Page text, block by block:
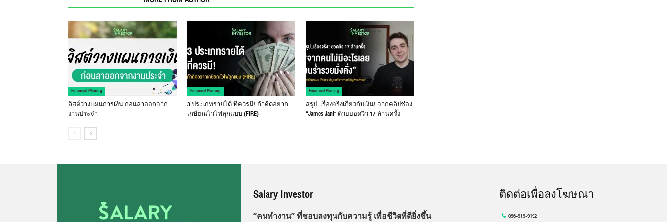
Financial Planing
ลิสต์วางแผนการเงิน ก่อนลาออกจาก
งานประจำ
Financial Planing
3 ประเภทรายได้ ที่ควรมี! ถ้าคิดอยาก
เกษียณไวไฟลุกแบบ (FIRE)
Financial Planing
สรุป..เรื่องจริงเกี่ยวกับเงิน! จากคลิปช่อง
“James Jani” ด้วยยอดวิว 17 ล้านครั้ง
Salary Investor
“คนทำงาน” ที่ชอบลงทุนกับความรู้ เพื่อชีวิตที่ดียิ่งขึ้น
ติดต่อเพื่อลงโฆษณา
096-919-9192